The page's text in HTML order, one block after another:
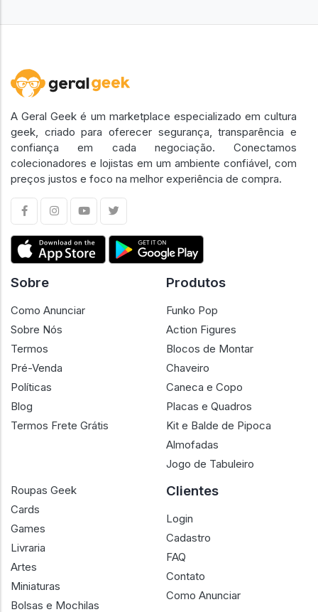
A Geral Geek é um marketplace especializado em cultura
geek, criado para oferecer segurança, transparência e
confiança em cada negociação. Conectamos
colecionadores e lojistas em um ambiente confiável, com
preços justos e foco na melhor experiência de compra.
Sobre
Como Anunciar
Sobre Nós
Termos
Pré-Venda
Políticas
Blog
Termos Frete Grátis
Produtos
Funko Pop
Action Figures
Blocos de Montar
Chaveiro
Caneca e Copo
Placas e Quadros
Kit e Balde de Pipoca
Almofadas
Jogo de Tabuleiro
Roupas Geek
Cards
Games
Livraria
Artes
Miniaturas
Bolsas e Mochilas
Clientes
Login
Cadastro
FAQ
Contato
Como Anunciar